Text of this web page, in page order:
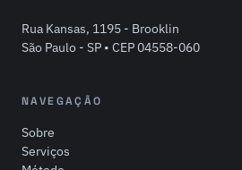
Rua Kansas, 1195 - Brooklin
São Paulo - SP • CEP 04558-060
NAVEGAÇÃO
Sobre
Serviços